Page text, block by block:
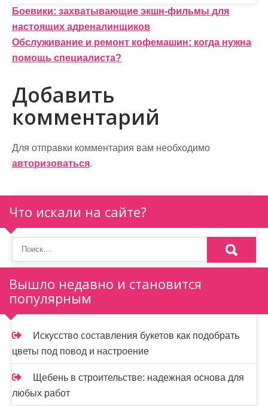
Н
а
в
и
г
а
ц
и
я
п
о
з
а
п
и
с
я
м
Боевики: захватывающие экшн-фильмы для
настоящих адреналинщиков
Обслуживание и ремонт кофемашин: когда нужна
помощь специалиста?
Добавить
комментарий
Для отправки комментария вам необходимо
авторизоваться.
Что искали на сайте?
Вышло недавно и становится
популярным
Искусство составления букетов как подобрать
цветы под повод и настроение
Щебень в строительстве: надежная основа для
любых работ